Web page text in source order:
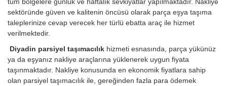
sektöründe güven ve kalitenin öncüsü olarak parça eşya taşıma
taleplerinize cevap verecek her türlü ebatta araç ile hizmet
verilmektedir.
Diyadin parsiyel taşımacılık hizmeti esnasında, parça yükünüz
ya da eşyanız nakliye araçlarına yüklenerek uygun fiyata
taşınmaktadır. Nakliye konusunda en ekonomik fiyatlara sahip
olan parsiyel taşımacılık ile, gereğinden fazla para ödemek